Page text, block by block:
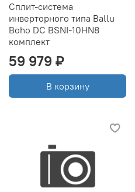
Сплит-система
инверторного типа Ballu
Boho DC BSNI-10HN8
комплект
59 979 ₽
В корзину